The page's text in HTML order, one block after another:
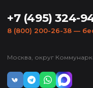
+7 (495) 324-
8 (800) 200-26-38 —
Москва, округ